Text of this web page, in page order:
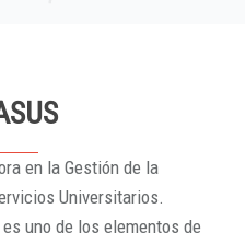
en la Gestión de la
Universitarios.
uno de los elementos de